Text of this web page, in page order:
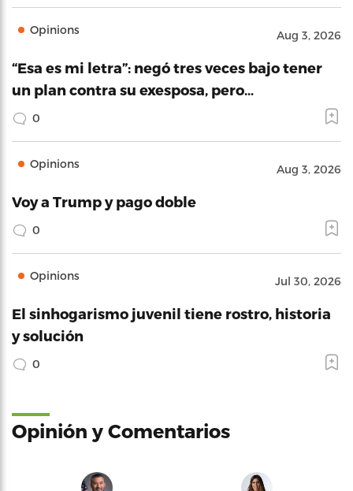
Opinions Aug 3, 2026
“Esa es mi letra”: negó tres veces bajo tener
un plan contra su exesposa, pero…
0
Opinions Aug 3, 2026
Voy a Trump y pago doble
0
Opinions Jul 30, 2026
El sinhogarismo juvenil tiene rostro, historia
y solución
0
Opinión y Comentarios